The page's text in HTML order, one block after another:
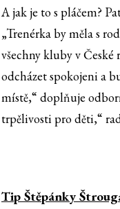
A jak je to s pláčem?
„Trenérka by měla s
všechny kluby v
odcházet spokojeni a
místě,“ doplňuje
trpělivosti pro děti,“
Tip Štěpánky